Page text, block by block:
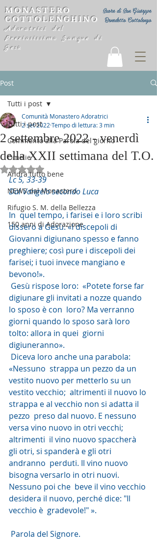
Suore di San Giuseppe
Benedetto Cottolengo
MONASTERO
COTTOLENGHINO
Adoratrici del
Preziosissimo Sangue di
Gesù
Post
Tutti i post
Commento alla Parola del giorno
Omelie
Andrà tutto bene
NEWS dal Monastero
Rifugio S. M. della Bellezza
150 anni di Adorazione
Tutti i post
2 settembre 2022 - venerdì
della XXII settimana del T.O.
Comunità Monastero Adoratrici
2 set 2022 Tempo di lettura: 3 min
Valutazione NaN stelle su 5.
Lc 5, 33-39
Dal Vangelo secondo Luca
In  quel tempo, i farisei e i loro scribi
dissero a Gesù: «I discepoli di
Giovanni digiunano spesso e fanno
preghiere; così pure i discepoli dei
farisei; i tuoi invece mangiano e
bevono!».
digiunare gli invitati a nozze quando
lo sposo è con  loro? Ma verranno
giorni quando lo sposo sarà loro
tolto: allora in quei  giorni
digiuneranno».
«Nessuno  strappa un pezzo da un
vestito nuovo per metterlo su un
vestito vecchio;  altrimenti il nuovo lo
strappa e al vecchio non si adatta il
pezzo  preso dal nuovo. E nessuno
versa vino nuovo in otri vecchi;
altrimenti  il vino nuovo spaccherà
gli otri, si spanderà e gli otri
andranno  perduti. Il vino nuovo
bisogna versarlo in otri nuovi.
Nessuno poi che  beve il vino vecchio
desidera il nuovo, perché dice: "Il
vecchio è  gradevole!" ».
Parola del Signore.